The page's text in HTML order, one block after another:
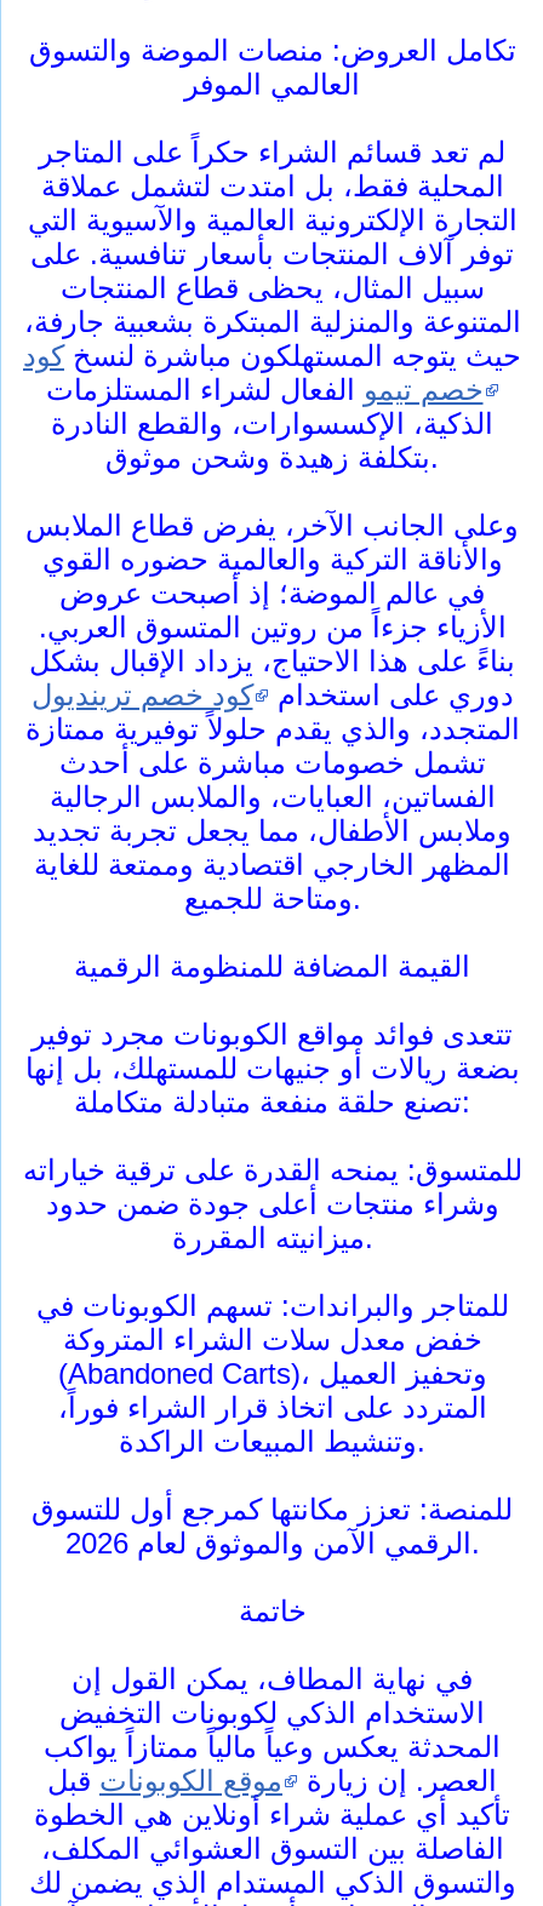
تكامل العروض: منصات الموضة والتسوق
العالمي الموفر
لم تعد قسائم الشراء حكراً على المتاجر
المحلية فقط، بل امتدت لتشمل عملاقة
التجارة الإلكترونية العالمية والآسيوية التي
توفر آلاف المنتجات بأسعار تنافسية. على
سبيل المثال، يحظى قطاع المنتجات
المتنوعة والمنزلية المبتكرة بشعبية جارفة،
حيث يتوجه المستهلكون مباشرة لنسخكود
خصم تيمو الفعال لشراء المستلزمات
الذكية، الإكسسوارات، والقطع النادرة
بتكلفة زهيدة وشحن موثوق.
وعلى الجانب الآخر، يفرض قطاع الملابس
والأناقة التركية والعالمية حضوره القوي
في عالم الموضة؛ إذ أصبحت عروض
الأزياء جزءاً من روتين المتسوق العربي.
بناءً على هذا الاحتياج، يزداد الإقبال بشكل
دوري على استخدام
كود خصم ترينديول
المتجدد، والذي يقدم حلولاً توفيرية ممتازة
تشمل خصومات مباشرة على أحدث
الفساتين، العبايات، والملابس الرجالية
وملابس الأطفال، مما يجعل تجربة تجديد
المظهر الخارجي اقتصادية وممتعة للغاية
ومتاحة للجميع.
القيمة المضافة للمنظومة الرقمية
تتعدى فوائد مواقع الكوبونات مجرد توفير
بضعة ريالات أو جنيهات للمستهلك، بل إنها
تصنع حلقة منفعة متبادلة متكاملة:
للمتسوق: يمنحه القدرة على ترقية خياراته
وشراء منتجات أعلى جودة ضمن حدود
ميزانيته المقررة.
للمتاجر والبراندات: تسهم الكوبونات في
خفض معدل سلات الشراء المتروكة
(Abandoned Carts)، وتحفيز العميل
المتردد على اتخاذ قرار الشراء فوراً،
وتنشيط المبيعات الراكدة.
للمنصة: تعزز مكانتها كمرجع أول للتسوق
الرقمي الآمن والموثوق لعام 2026.
خاتمة
في نهاية المطاف، يمكن القول إن
الاستخدام الذكي لكوبونات التخفيض
المحدثة يعكس وعياً مالياً ممتازاً يواكب
العصر. إن زيارة
موقع الكوبونات قبل
تأكيد أي عملية شراء أونلاين هي الخطوة
الفاصلة بين التسوق العشوائي المكلف،
والتسوق الذكي المستدام الذي يضمن لك